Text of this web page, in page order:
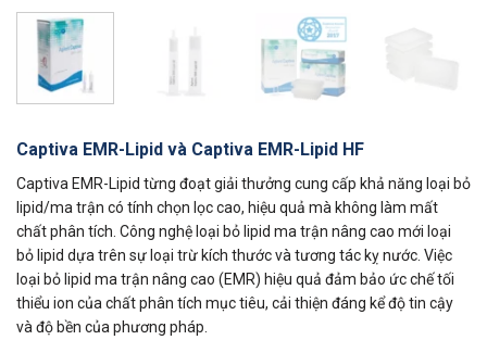
Captiva EMR-Lipid và Captiva EMR-Lipid HF
Captiva EMR-Lipid từng đoạt giải thưởng cung cấp khả năng loại bỏ
lipid/ma trận có tính chọn lọc cao, hiệu quả mà không làm mất
chất phân tích. Công nghệ loại bỏ lipid ma trận nâng cao mới loại
bỏ lipid dựa trên sự loại trừ kích thước và tương tác kỵ nước. Việc
loại bỏ lipid ma trận nâng cao (EMR) hiệu quả đảm bảo ức chế tối
thiểu ion của chất phân tích mục tiêu, cải thiện đáng kể độ tin cậy
và độ bền của phương pháp.